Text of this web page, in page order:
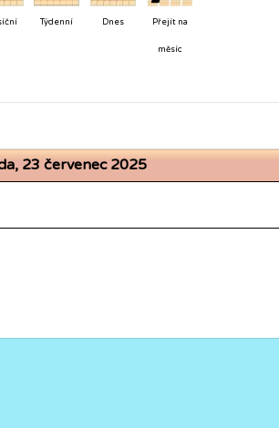
Týdenní Dnes Přejít na
měsíc
23 červenec 2025